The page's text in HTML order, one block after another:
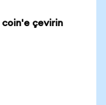
coin'e çevirin